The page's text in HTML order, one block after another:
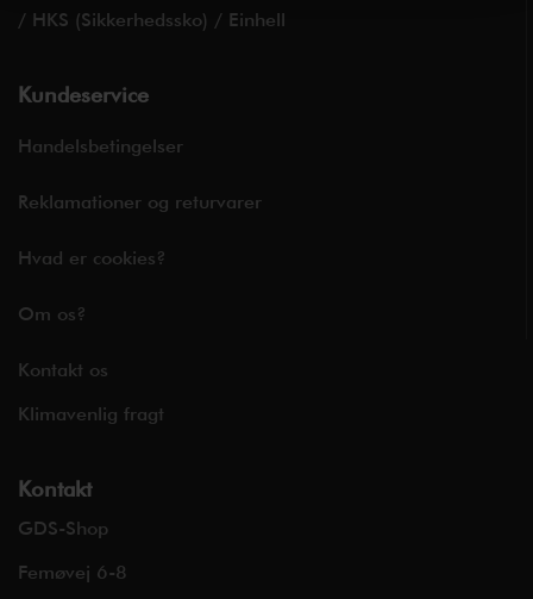
/ HKS (Sikkerhedssko) / Einhell
Kundeservice
Handelsbetingelser
Reklamationer og returvarer
Hvad er cookies?
Om os?
Kontakt os
Klimavenlig fragt
Kontakt
GDS-Shop
Femøvej 6-8